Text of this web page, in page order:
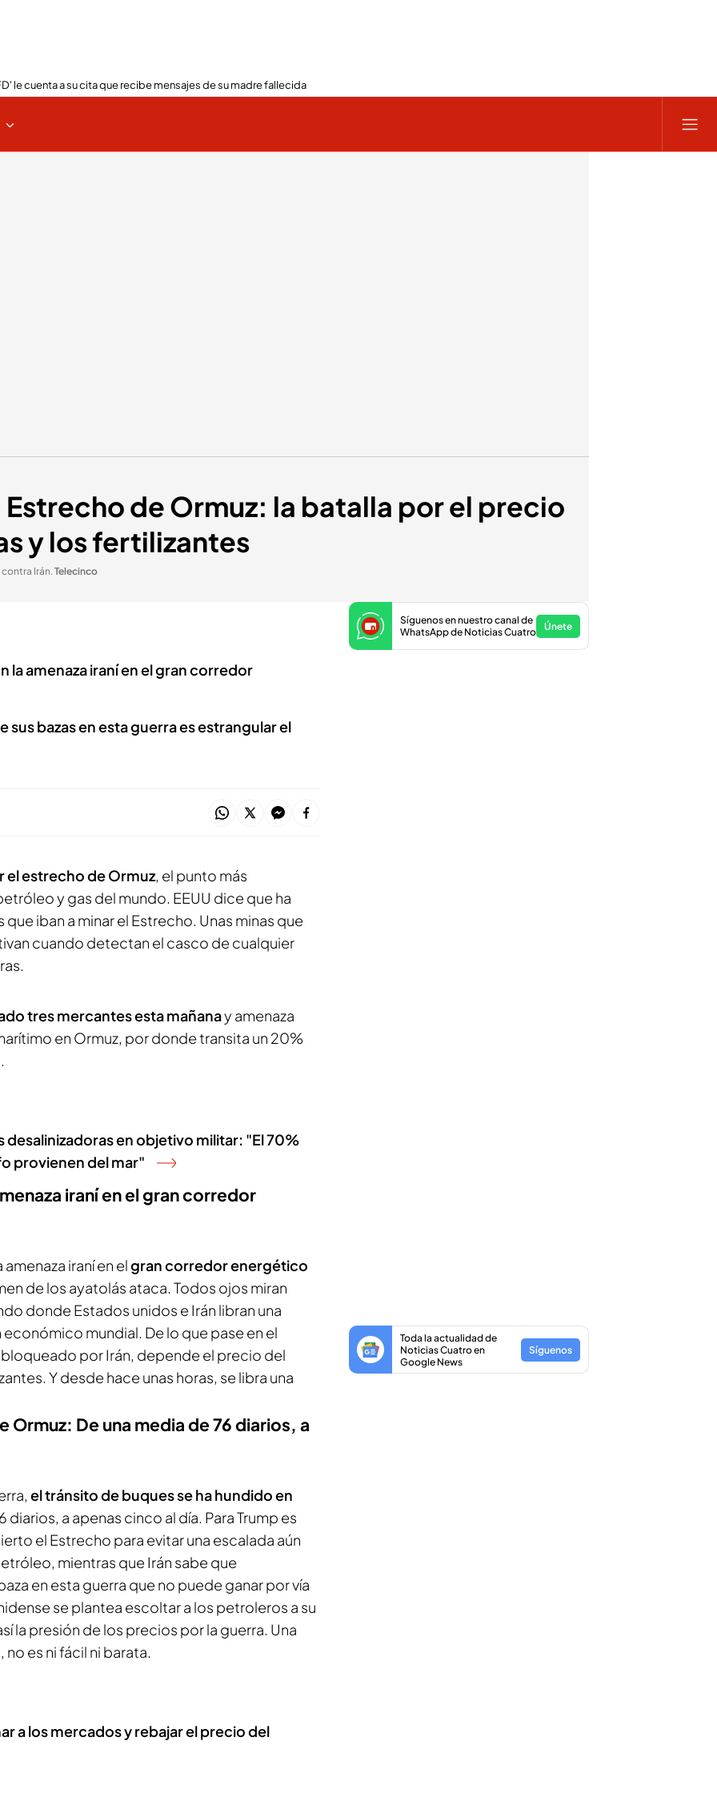
le cuenta a su cita que recibe mensajes de su madre fallecida
Estrecho de Ormuz: la batalla por el precio
y los fertilizantes
Irán.Telecinco
la amenaza iraní en el gran corredor
sus bazas en esta guerra es estrangular el
el estrecho de Ormuz, el punto más
y gas del mundo. EEUU dice que ha
iban a minar el Estrecho. Unas minas que
cuando detectan el casco de cualquier
tres mercantes esta mañanay amenaza
en Ormuz, por donde transita un 20%
desalinizadoras en objetivo militar: "El 70%
provienen del mar"
iraní en el gran corredor
iraní en elgran corredor energético
de los ayatolás ataca. Todos ojos miran
donde Estados unidos e Irán libran una
mundial. De lo que pase en el
por Irán, depende el precio del
Y desde hace unas horas, se libra una
Ormuz: De una media de 76 diarios, a
el tránsito de buques se ha hundido en
diarios, a apenas cinco al día. Para Trump es
el Estrecho para evitar una escalada aún
mientras que Irán sabe que
en esta guerra que no puede ganar por vía
se plantea escoltar a los petroleros a su
la presión de los precios por la guerra. Una
es ni fácil ni barata.
a los mercados y rebajar el precio del
Síguenos en nuestro canal de
WhatsApp de Noticias Cuatro
Únete
Toda la actualidad de
Noticias Cuatro en
Google News
Síguenos